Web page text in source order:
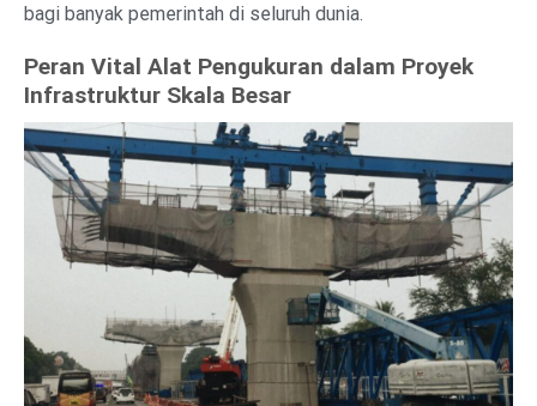
bagi banyak pemerintah di seluruh dunia.
Peran Vital Alat Pengukuran dalam Proyek
Infrastruktur Skala Besar